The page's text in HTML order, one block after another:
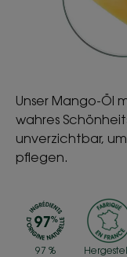
Unser Mango-Öl
wahres
unverzichtbar,
pflegen.
97 %